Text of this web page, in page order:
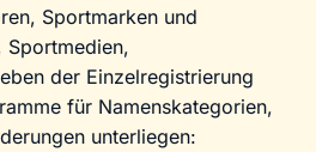
Sportmarken und
Sportmedien,
der Einzelregistrierung
für Namenskategorien,
unterliegen: